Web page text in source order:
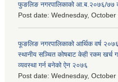
फुङलिङ नगरपालिकाको आ.ब.२०७६/७७
Post date: Wednesday,
फूङलिङ नगरपालिकाको आर्थिक वर्ष
स्थानीय सञ्चित कोषबाट केही रकम खर्च
व्यवस्था गर्न बनेको ऐन २०७६
Post date: Wednesday,